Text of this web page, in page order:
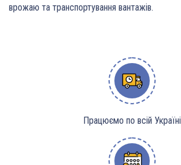
врожаю та транспортування вантажів.
Працюємо по всій Україні